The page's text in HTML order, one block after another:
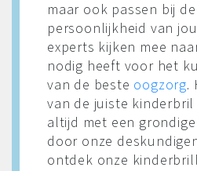
maar ook passen bij
persoonlijkheid van
experts kijken mee
nodig heeft voor het
van de beste oogzorg.
van de juiste
altijd met een
door onze
ontdek onze